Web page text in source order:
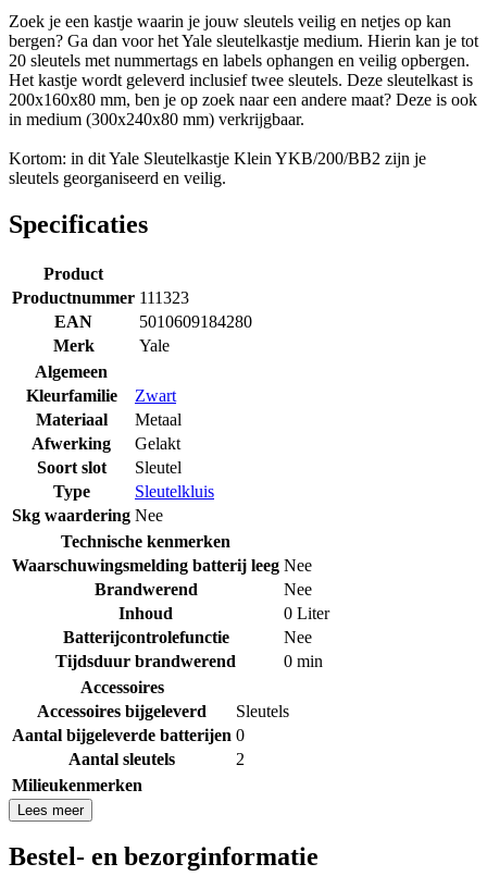
Zoek je een kastje waarin je jouw sleutels veilig en netjes op kan
bergen? Ga dan voor het Yale sleutelkastje medium. Hierin kan je tot
20 sleutels met nummertags en labels ophangen en veilig opbergen.
Het kastje wordt geleverd inclusief twee sleutels. Deze sleutelkast is
200x160x80 mm, ben je op zoek naar een andere maat? Deze is ook
in medium (300x240x80 mm) verkrijgbaar.
Kortom: in dit Yale Sleutelkastje Klein YKB/200/BB2 zijn je
sleutels georganiseerd en veilig.
Specificaties
Product
Productnummer 111323
EAN
5010609184280
Merk
Yale
Algemeen
Kleurfamilie
Zwart
Materiaal
Metaal
Afwerking
Gelakt
Soort slot
Sleutel
Type
Sleutelkluis
Skg waardering Nee
Technische kenmerken
Waarschuwingsmelding batterij leeg Nee
Brandwerend
Nee
Inhoud
0 Liter
Batterijcontrolefunctie
Nee
Tijdsduur brandwerend
0 min
Accessoires
Accessoires bijgeleverd
Sleutels
Aantal bijgeleverde batterijen 0
Aantal sleutels
2
Milieukenmerken
Lees meer
Bestel- en bezorginformatie